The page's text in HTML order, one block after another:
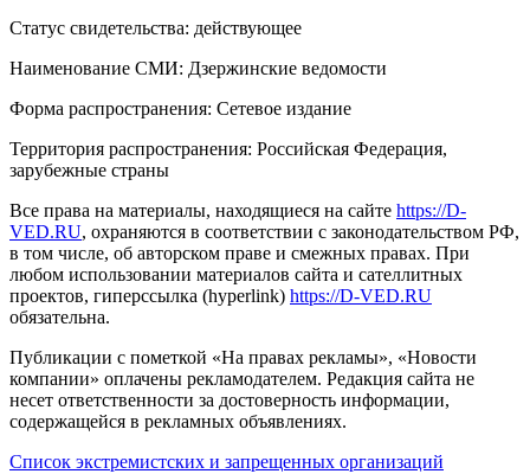
Статус свидетельства: действующее
Наименование СМИ: Дзержинские ведомости
Форма распространения: Сетевое издание
Территория распространения: Российская Федерация,
зарубежные страны
Все права на материалы, находящиеся на сайте https://D-
VED.RU, охраняются в соответствии с законодательством РФ,
в том числе, об авторском праве и смежных правах. При
любом использовании материалов сайта и сателлитных
проектов, гиперссылка (hyperlink) https://D-VED.RU
обязательна.
Публикации с пометкой «На правах рекламы», «Новости
компании» оплачены рекламодателем. Редакция сайта не
несет ответственности за достоверность информации,
содержащейся в рекламных объявлениях.
Список экстремистских и запрещенных организаций